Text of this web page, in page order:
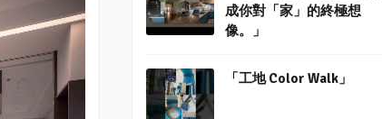
成你對「家」的終極想
像。」
「工地 Color Walk」